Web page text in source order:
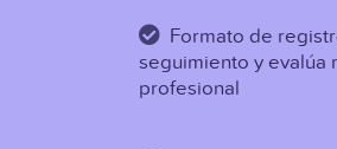
Formato de
seguimiento y evalúa
profesional